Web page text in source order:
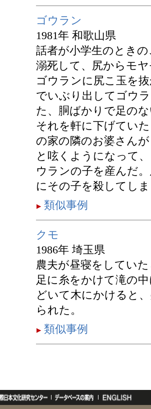
ゴウラン
1981年 和歌山県
話者が小学生のとき
溺死して、尻からモ
ゴウランに尻こ玉を
でいぶり出してゴウ
た、胴ばかりで足の
それを軒に下げてい
の家の隣のお婆さん
と呟くようになって
ウランの子を産んだ
にその子を殺してし
類似事例
クモ
1986年 埼玉県
農夫が昼寝をしてい
足に糸をかけて滝の
どいて木にかけると
られた。
類似事例